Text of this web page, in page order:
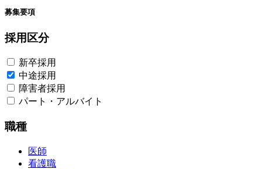
募集要項
採用区分
新卒採用
中途採用
障害者採用
パート・アルバイト
職種
医師
看護職